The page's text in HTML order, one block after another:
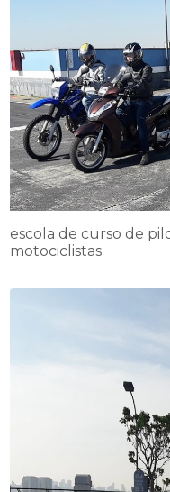
escola de curso de
motociclistas